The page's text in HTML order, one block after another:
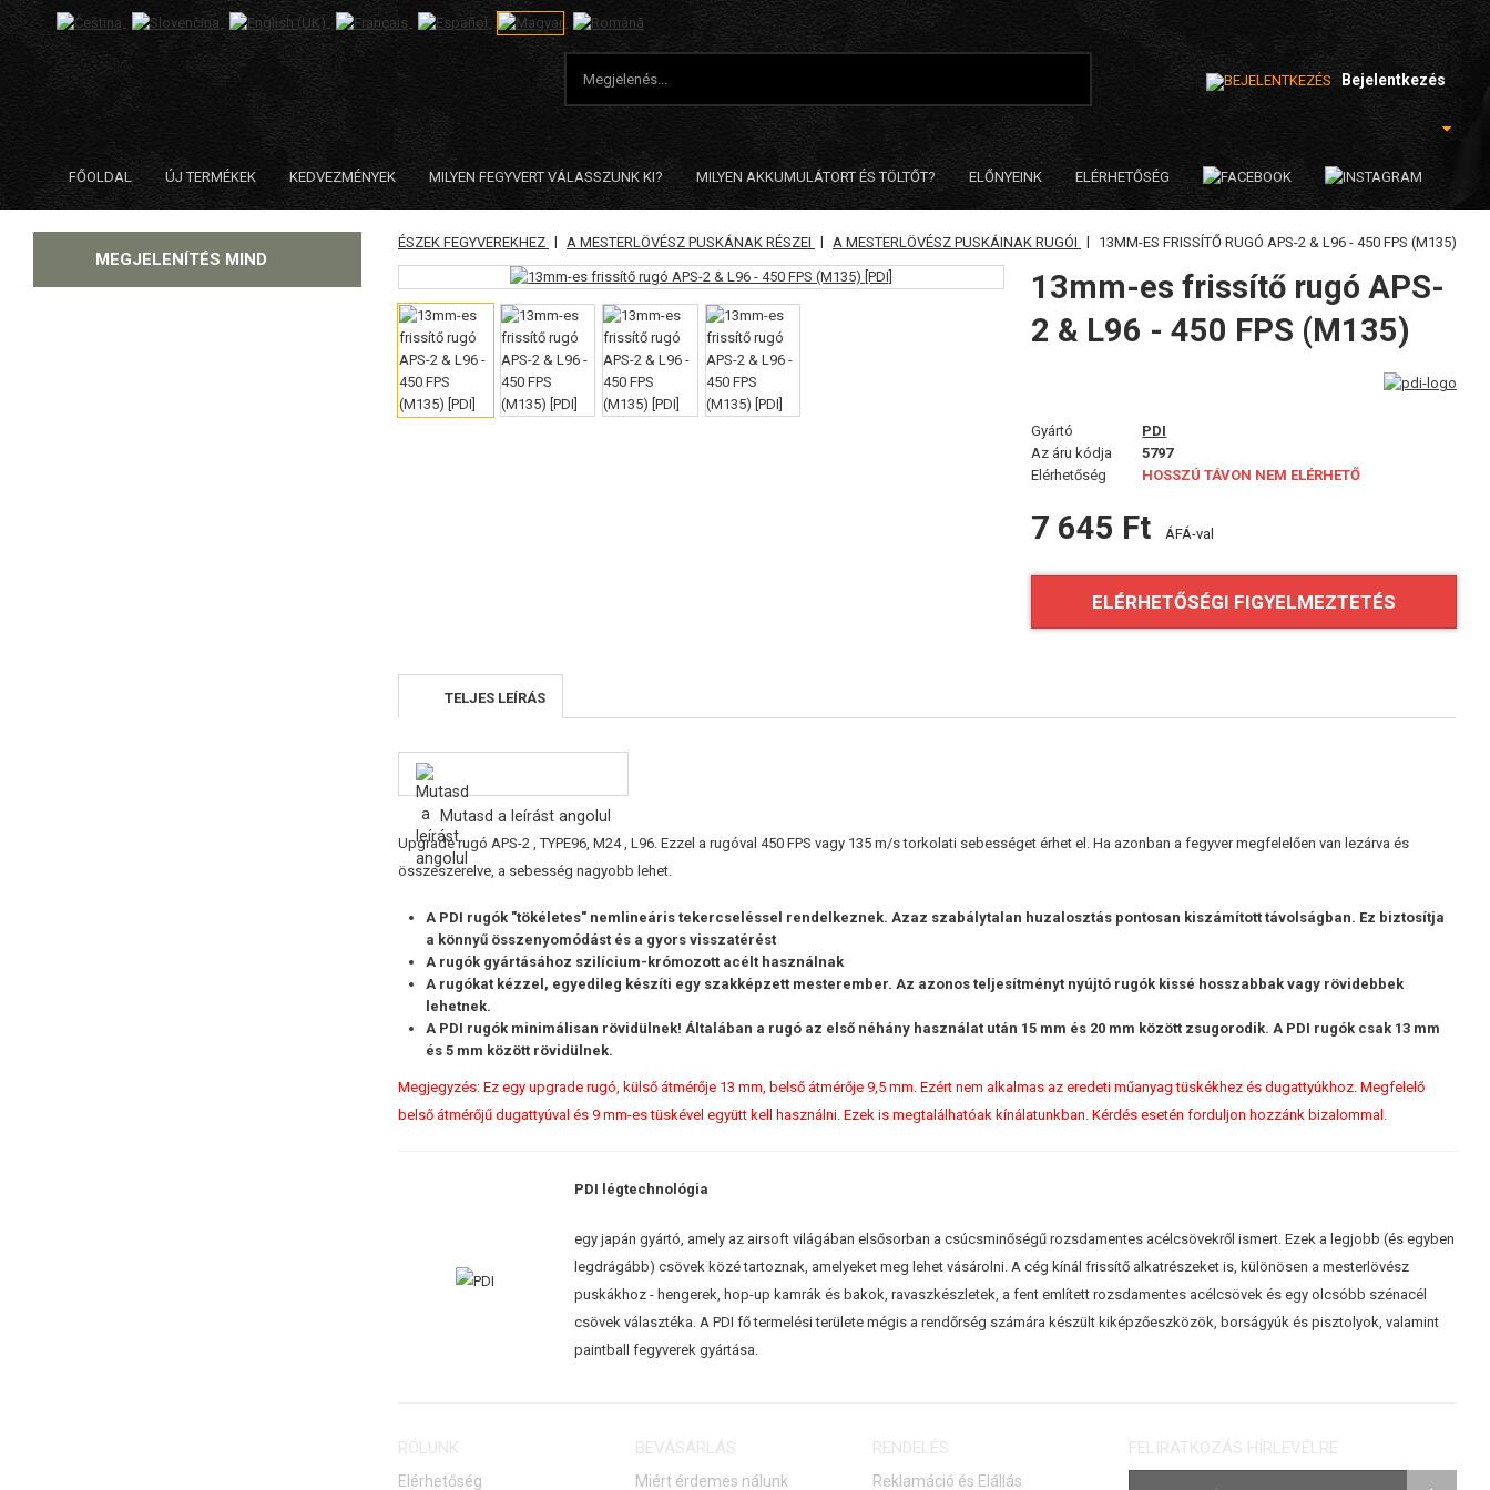
Bejelentkezés
FŐOLDAL ÚJ TERMÉKEK KEDVEZMÉNYEK MILYEN FEGYVERT VÁLASSZUNK KI? MILYEN AKKUMULÁTORT ÉS TÖLTŐT? ELŐNYEINK ELÉRHETŐSÉG
KATEGÓRIA
MEGJELENÍTÉS MIND
PÓTALKATRÉSZEK FEGYVEREKHEZ | A MESTERLÖVÉSZ PUSKÁNAK RÉSZEI | A MESTERLÖVÉSZ PUSKÁINAK RUGÓI | 13MM-ES FRISSÍTŐ RUGÓ APS-2 & L96 - 450 FPS (M135)
13mm-es frissítő rugó APS-
2 & L96 - 450 FPS (M135)
Gyártó
PDI
Az áru kódja
5797
Elérhetőség
HOSSZÚ TÁVON NEM ELÉRHETŐ
7 645 Ft ÁFÁ-val
ELÉRHETŐSÉGI FIGYELMEZTETÉS
TELJES LEÍRÁS
Mutasd a leírást angolul
Upgrade rugóAPS-2 , TYPE96, M24, L96. Ezzel a rugóval 450 FPS vagy 135 m/s torkolati sebességet érhet el. Ha azonban a fegyver megfelelően van lezárva és
összeszerelve, a sebesség nagyobb lehet.
A PDI rugók "tökéletes" nemlineáris tekercseléssel rendelkeznek. Azaz szabálytalan huzalosztás pontosan kiszámított távolságban. Ez biztosítja
a könnyű összenyomódást és a gyors visszatérést
A rugók gyártásához szilícium-krómozott acélt használnak
A rugókat kézzel, egyedileg készíti egy szakképzett mesterember. Az azonos teljesítményt nyújtó rugók kissé hosszabbak vagy rövidebbek
lehetnek.
A PDI rugók minimálisan rövidülnek! Általában a rugó az első néhány használat után 15 mm és 20 mm között zsugorodik. A PDI rugók csak 13 mm
és 5 mm között rövidülnek.
Megjegyzés: Ez egy upgrade rugó, külső átmérője 13 mm, belső átmérője 9,5 mm. Ezért nem alkalmas az eredeti műanyag tüskékhez és dugattyúkhoz. Megfelelő
belső átmérőjű dugattyúval és 9 mm-es tüskével együtt kell használni. Ezek is megtalálhatóak kínálatunkban. Kérdés esetén forduljon hozzánk bizalommal.
PDI légtechnológia
egy japán gyártó, amely az airsoft világában elsősorban a csúcsminőségű rozsdamentes acélcsövekről ismert. Ezek a legjobb (és egyben
legdrágább) csövek közé tartoznak, amelyeket meg lehet vásárolni. A cég kínál frissítő alkatrészeket is, különösen a mesterlövész
puskákhoz - hengerek, hop-up kamrák és bakok, ravaszkészletek, a fent említett rozsdamentes acélcsövek és egy olcsóbb szénacél
csövek választéka. A PDI fő termelési területe mégis a rendőrség számára készült kiképzőeszközök, borságyúk és pisztolyok, valamint
paintball fegyverek gyártása.
RÓLUNK
Elérhetőség
BEVÁSÁRLÁS
Miért érdemes nálunk
RENDELÉS
Reklamáció és Elállás
FELIRATKOZÁS HÍRLEVÉLRE